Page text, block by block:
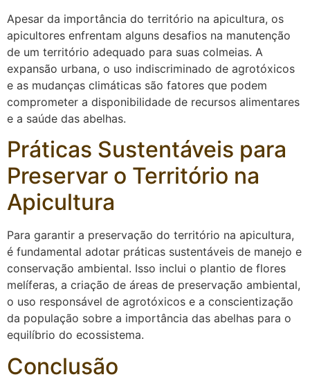
Apesar da importância do território na apicultura, os
apicultores enfrentam alguns desafios na manutenção
de um território adequado para suas colmeias. A
expansão urbana, o uso indiscriminado de agrotóxicos
e as mudanças climáticas são fatores que podem
comprometer a disponibilidade de recursos alimentares
e a saúde das abelhas.
Práticas Sustentáveis para
Preservar o Território na
Apicultura
Para garantir a preservação do território na apicultura,
é fundamental adotar práticas sustentáveis de manejo e
conservação ambiental. Isso inclui o plantio de flores
melíferas, a criação de áreas de preservação ambiental,
o uso responsável de agrotóxicos e a conscientização
da população sobre a importância das abelhas para o
equilíbrio do ecossistema.
Conclusão